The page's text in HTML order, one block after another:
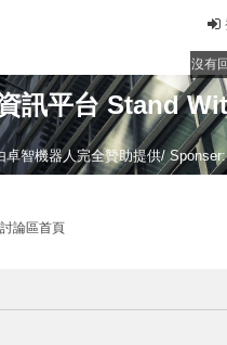
訊平台 Stand
卓智機器人完全贊助提供/
討論區首頁